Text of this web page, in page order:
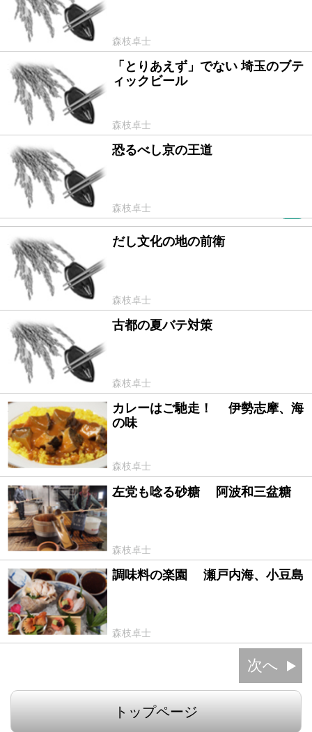
森枝卓士
2011/09/02
「とりあえず」でない 埼玉のブテ
ィックビール
森枝卓士
2011/07/31 恐るべし京の王道
森枝卓士
2011/07/30 だし文化の地の前衛
森枝卓士
2011/07/29 古都の夏バテ対策
森枝卓士
2011/06/30
カレーはご馳走！ 伊勢志摩、海
の味
森枝卓士
2011/05/31 左党も唸る砂糖 阿波和三盆糖
森枝卓士
2011/05/06 調味料の楽園 瀬戸内海、小豆島
森枝卓士
次へ
トップページ